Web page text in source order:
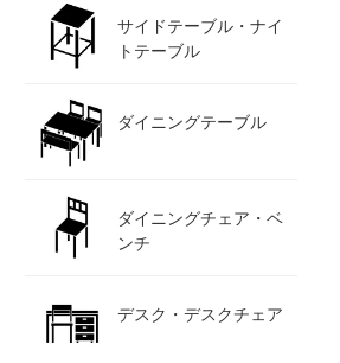
サイドテーブル・ナイ
トテーブル
ダイニングテーブル
ダイニングチェア・ベ
ンチ
デスク・デスクチェア